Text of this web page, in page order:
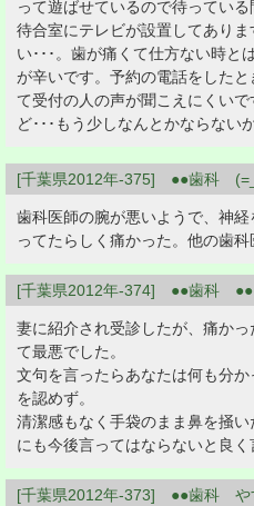
って遊ばせているので待っている
待合室にテレビが設置してあり
い･･･。歯が痛くて仕方ない時と
が辛いです。予約の電話をした
て受付の人の声が聞こえにくい
ど･･･もう少しなんとかならない
[千葉県2012年-375] ●●歯科
歯科医師の腕が悪いようで、神
ってたらしく痛かった。他の歯科
[千葉県2012年-374] ●●歯科
妻に紹介され受診したが、痛か
て最悪でした。
文句を言ったらあなたは何も分
を認めず。
清潔感もなく手袋のまま鼻を掻
にも今後言ってはならないと良く
[千葉県2012年-373] ●●歯科 や